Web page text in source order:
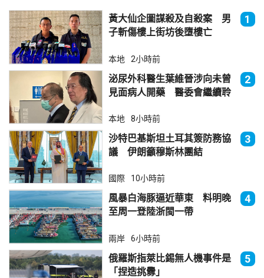
黃大仙企圖謀殺及自殺案 男
子斬傷樓上街坊後墮樓亡
1
本地 2小時前
泌尿外科醫生葉維晉涉向未曾
見面病人開藥 醫委會繼續聆
2
本地 8小時前
沙特巴基斯坦土耳其簽防務協
議 伊朗籲穆斯林團結
3
國際 10小時前
風暴白海豚逼近華東 料明晚
至周一登陸浙閩一帶
4
兩岸 6小時前
俄羅斯指萊比錫無人機事件是
「捏造挑釁」
5